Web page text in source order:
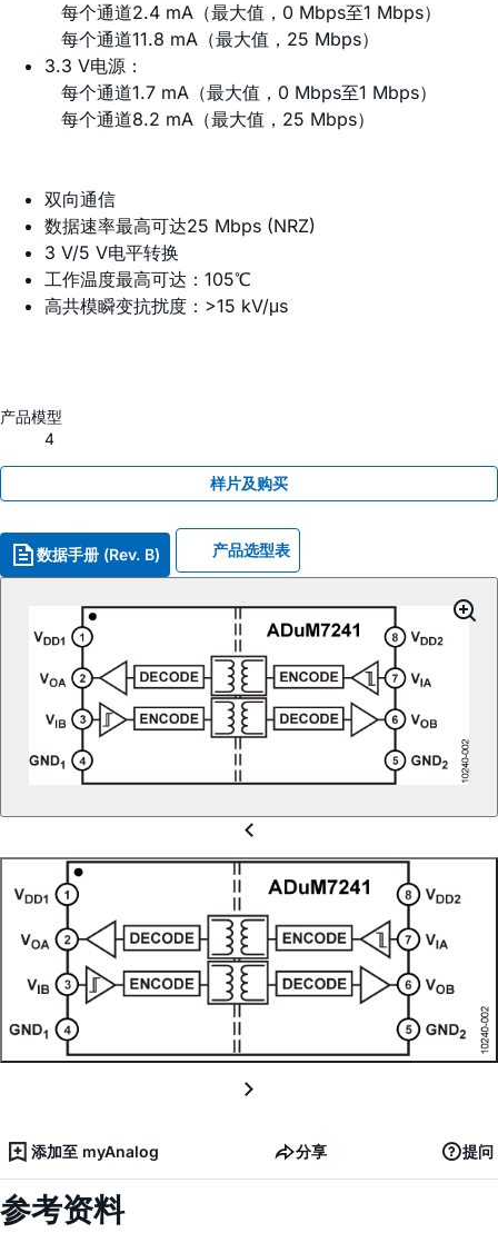
每个通道2.4 mA（最大值，0 Mbps至1 Mbps）
每个通道11.8 mA（最大值，25 Mbps）
3.3 V电源：
每个通道1.7 mA（最大值，0 Mbps至1 Mbps）
每个通道8.2 mA（最大值，25 Mbps）
双向通信
数据速率最高可达25 Mbps (NRZ)
3 V/5 V电平转换
工作温度最高可达：105℃
高共模瞬变抗扰度：>15 kV/μs
产品模型
4
样片及购买
数据手册 (Rev. B) 产品选型表
添加至 myAnalog 分享 提问
参考资料